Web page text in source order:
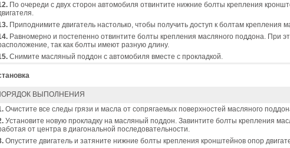
По очереди с двух сторон автомобиля отвинтите нижние болты крепления
Приподнимите двигатель настолько, чтобы получить доступ к болтам крепления
Равномерно и постепенно отвинтите болты крепления масляного поддона. При
так как болты имеют разную длину.
Снимите масляный поддон с автомобиля вместе с прокладкой.
ВЫПОЛНЕНИЯ
Очистите все следы грязи и масла от сопрягаемых поверхностей масляного
Установите новую прокладку на масляный поддон. Завинтите болты крепления
от центра в диагональной последовательности.
Опустите двигатель и затяните нижние болты крепления кронштейнов опор